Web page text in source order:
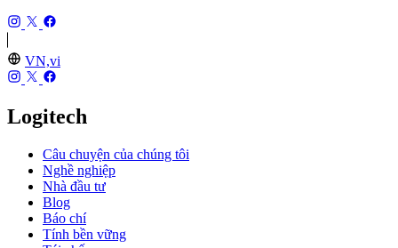
VN,vi
Logitech
Câu chuyện của chúng tôi
Nghề nghiệp
Nhà đầu tư
Blog
Báo chí
Tính bền vững